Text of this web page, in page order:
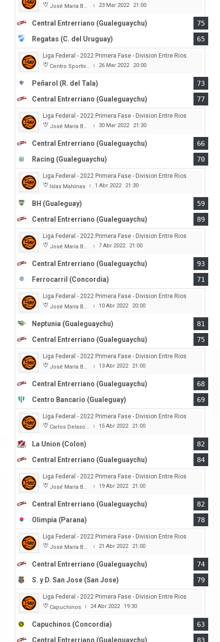
José María Bertora | 23 Mar 2022 21:00
Central Entrerriano (Gualeguaychu)
75
Regatas (C. del Uruguay)
65
Liga Federal - 2022 Primera Fase - Division Entre Rios
Centro Sportivo Peñarol | 26 Mar 2022 20:00
Peñarol (R. del Tala)
73
Central Entrerriano (Gualeguaychu)
77
Liga Federal - 2022 Primera Fase - Division Entre Rios
José María Bertora | 30 Mar 2022 21:30
Central Entrerriano (Gualeguaychu)
66
Racing (Gualeguaychu)
70
Liga Federal - 2022 Primera Fase - Division Entre Rios
Islas Malvinas | 1 Abr 2022 21:30
BH (Gualeguay)
59
Central Entrerriano (Gualeguaychu)
89
Liga Federal - 2022 Primera Fase - Division Entre Rios
José María Bertora | 7 Abr 2022 21:00
Central Entrerriano (Gualeguaychu)
93
Ferrocarril (Concordia)
71
Liga Federal - 2022 Primera Fase - Division Entre Rios
José María Bertora | 10 Abr 2022 20:00
Neptunia (Gualeguaychu)
81
Central Entrerriano (Gualeguaychu)
75
Liga Federal - 2022 Primera Fase - Division Entre Rios
José María Bertora | 13 Abr 2022 21:00
Central Entrerriano (Gualeguaychu)
68
Centro Bancario (Gualeguay)
69
Liga Federal - 2022 Primera Fase - Division Entre Rios
Carlos Delasoie | 15 Abr 2022 21:00
La Union (Colon)
82
Central Entrerriano (Gualeguaychu)
84
Liga Federal - 2022 Primera Fase - Division Entre Rios
José María Bertora | 19 Abr 2022 21:00
Central Entrerriano (Gualeguaychu)
82
Olimpia (Parana)
78
Liga Federal - 2022 Primera Fase - Division Entre Rios
José María Bertora | 21 Abr 2022 21:00
Central Entrerriano (Gualeguaychu)
74
S. y D. San Jose (San Jose)
79
Liga Federal - 2022 Primera Fase - Division Entre Rios
Capuchinos | 24 Abr 2022 19:30
Capuchinos (Concordia)
63
Central Entrerriano (Gualeguaychu)
83